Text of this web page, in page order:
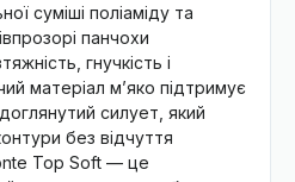
суміші поліаміду та
панчохи
гнучкість і
матеріал м’яко підтримує
силует, який
без відчуття
Top Soft — це